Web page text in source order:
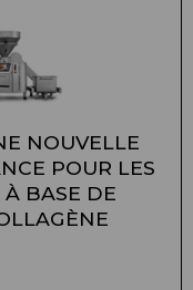
NOUVELLE
POUR LES
À BASE DE